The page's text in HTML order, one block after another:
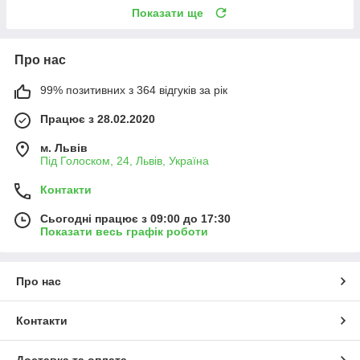
Показати ще
Про нас
99% позитивних з 364 відгуків за рік
Працює з 28.02.2020
м. Львів
Під Голоском, 24, Львів, Україна
Контакти
Сьогодні працює з 09:00 до 17:30
Показати весь графік роботи
Про нас
Контакти